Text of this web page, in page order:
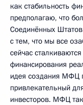
как стабильность
предполагаю, что
Соединённых
с тем, что мы все
сейчас
финансирования
идея создания МФЦ
привлекательный
инвесторов. МФЦ